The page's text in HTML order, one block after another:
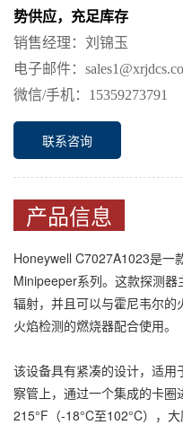
势供应，充足库存
销售经理：刘锦玉
电子邮件：
微信/手机：15359273791
联系咨询
产品信息
Honeywell C7027A1023是一
Minipeeper系列。这款探测
辐射，并且可以与霍尼韦尔
火焰检测的燃烧器配合使用。
该设备具有紧凑的设计，适
察管上，通过一个集成的卡圈
215°F（-18°C至102°C），